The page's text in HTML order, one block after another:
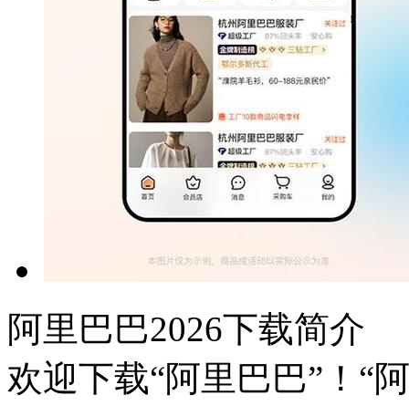
阿里巴巴2026下载简介
欢迎下载“阿里巴巴”！“